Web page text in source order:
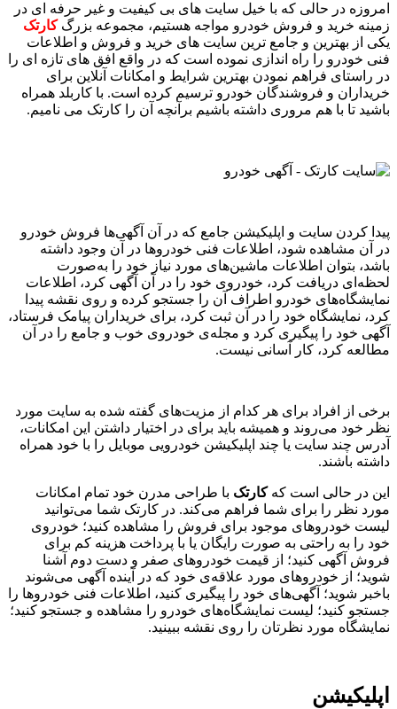
امروزه در حالی که با خیل سایت های بی کیفیت و غیر حرفه ای در
زمینه خرید و فروش خودرو مواجه هستیم، مجموعه بزرگکارتک
یکی از بهترین و جامع ترین سایت های خرید و فروش و اطلاعات
فنی خودرو را راه اندازی نموده است که در واقع افق های تازه ای را
در راستای فراهم نمودن بهترین شرایط و امکانات آنلاین برای
خریداران و فروشندگان خودرو ترسیم کرده است. با کاربلد همراه
باشید تا با هم مروری داشته باشیم برآنچه آن را کارتک می نامیم.
پیدا کردن سایت و اپلیکیشن جامع که در آن آگهی‌ها فروش خودرو
در آن مشاهده شود، اطلاعات فنی خودروها در آن وجود داشته
باشد، بتوان اطلاعات ماشین‌های مورد نیاز خود را به‌صورت
لحظه‌ای دریافت کرد، خودروی خود را در آن آگهی کرد، اطلاعات
نمایشگاه‌های خودرو اطراف آن را جستجو کرده و روی نقشه پیدا
کرد، نمایشگاه خود را در آن ثبت کرد، برای خریداران پیامک فرستاد،
آگهی خود را پیگیری کرد و مجله‌ی خودروی خوب و جامع را در آن
مطالعه کرد، کار آسانی نیست.
برخی از افراد برای هر کدام از مزیت‌های گفته‌ شده به سایت مورد
نظر خود می‌روند و همیشه باید برای در اختیار داشتن این امکانات،
آدرس چند سایت یا چند اپلیکیشن خودرویی موبایل را با خود همراه
داشته باشند.
این در حالی است کهکارتک با طراحی مدرن خود تمام امکانات
مورد نظر را برای شما فراهم می‌کند. در کارتک شما می‌توانید
لیست خودروهای موجود برای فروش را مشاهده کنید؛ خودروی
خود را به راحتی به صورت رایگان یا با پرداخت هزینه کم برای
فروش آگهی کنید؛ از قیمت خودروهای صفر و دست دوم آشنا
شوید؛ از خودروهای مورد علاقه‌ی خود که در آینده آگهی می‌شوند
باخبر شوید؛ آگهی‌های خود را پیگیری کنید، اطلاعات فنی خودروها را
جستجو کنید؛ لیست نمایشگاه‌های خودرو را مشاهده و جستجو کنید؛
نمایشگاه مورد نظرتان را روی نقشه ببینید.
اپلیکیشن